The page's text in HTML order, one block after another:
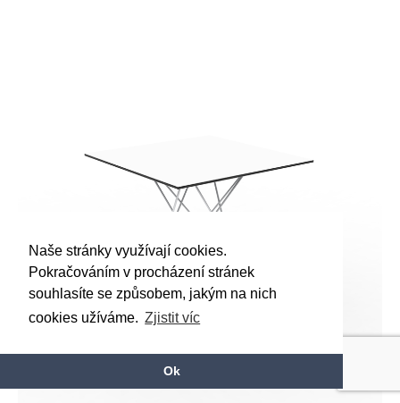
Naše stránky využívají cookies.
Pokračováním v procházení stránek
souhlasíte se způsobem, jakým na nich
cookies užíváme. Zjistit víc
Ok